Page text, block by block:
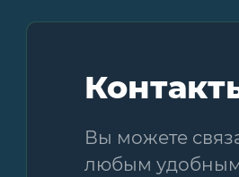
Вы можете
любым